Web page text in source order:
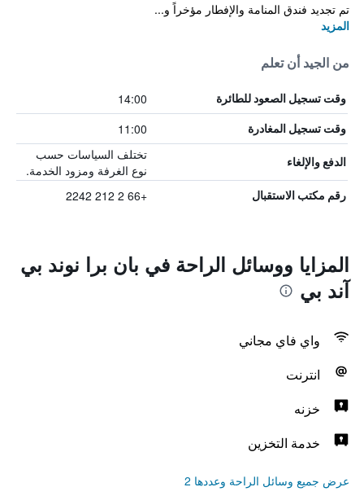
تم تجديد فندق المنامة والإفطار مؤخراً و...
المزيد
من الجيد أن تعلم
وقت تسجيل الصعود للطائرة 14:00
وقت تسجيل المغادرة 11:00
الدفع والإلغاء
تختلف السياسات حسب
نوع الغرفة ومزود الخدمة.
رقم مكتب الاستقبال +66 2 212 2242
المزايا ووسائل الراحة في بان برا نوند بي
آند بي
واي فاي مجاني
انترنت
خزنه
خدمة التخزين
عرض جميع وسائل الراحة وعددها 2